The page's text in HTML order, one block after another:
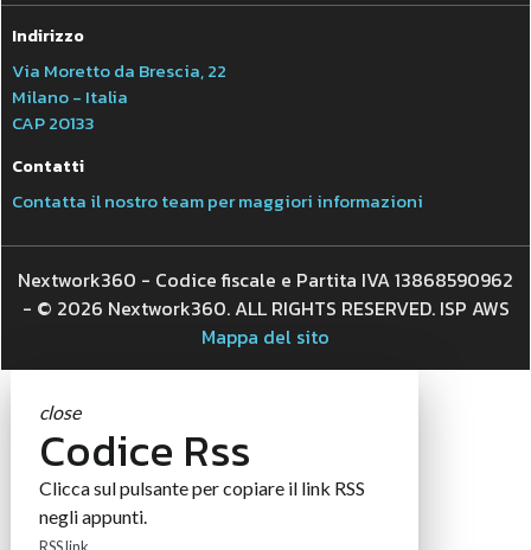
Indirizzo
Via Moretto da Brescia, 22
Milano - Italia
CAP 20133
Contatti
Contatta il nostro team per maggiori informazioni
Nextwork360 - Codice fiscale e Partita IVA 13868590962
- © 2026 Nextwork360. ALL RIGHTS RESERVED. ISP AWS
Mappa del sito
close
Codice Rss
Clicca sul pulsante per copiare il link RSS
negli appunti.
RSS link